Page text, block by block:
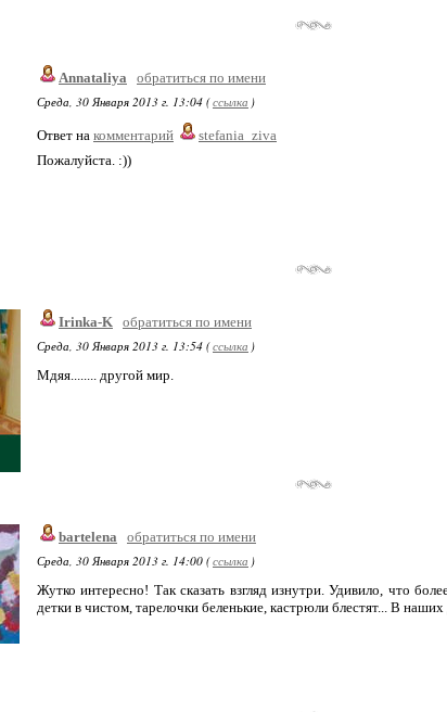
Annataliya
обратиться по имени
Среда, 30 Января 2013 г. 13:04 (ссылка )
Ответ на комментарий
stefania_ziva
Пожалуйста. :))
Irinka-K обратиться по имени
Среда, 30 Января 2013 г. 13:54 (ссылка )
Мдяя........ другой мир.
bartelena
обратиться по имени
Среда, 30 Января 2013 г. 14:00 (ссылка )
Жутко интересно! Так сказать взгляд изнутри. Удивило, что
детки в чистом, тарелочки беленькие, кастрюли блестят... В